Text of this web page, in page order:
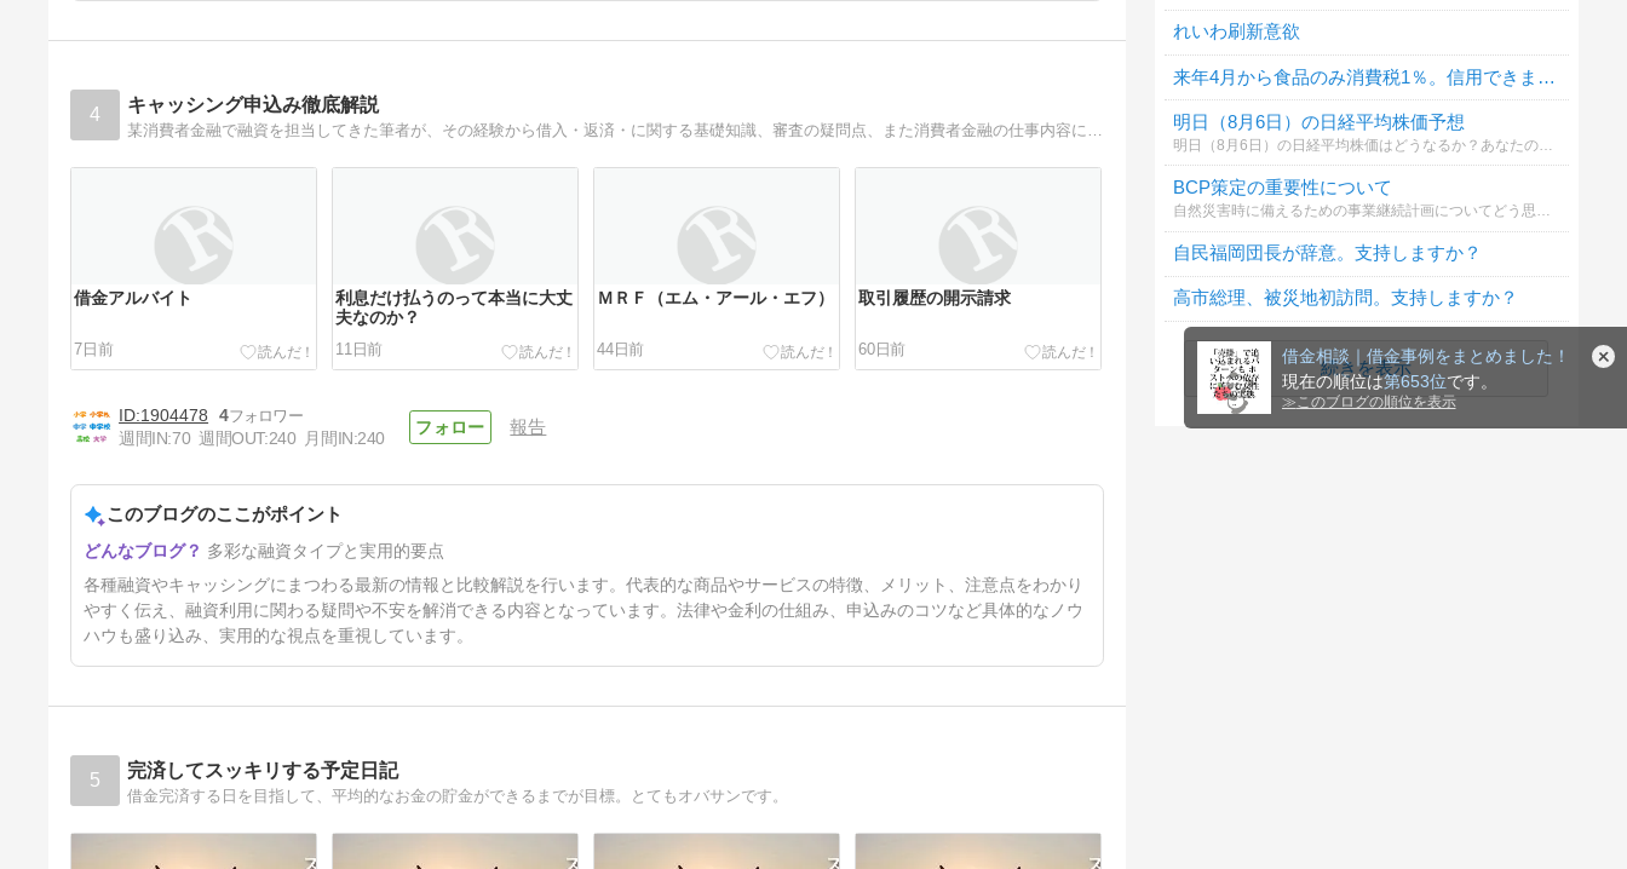
借金相談｜借金事例をまとめました！
現在の順位は第653位です。
≫このブログの順位を表示
4 キャッシング申込み徹底解説
借金アルバイト
7日前
利息だけ払うのって本当に大丈
夫なのか？
11日前
ＭＲＦ（エム・アール・エフ）
44日前
取引履歴の開示請求
60日前
他界した夫の過払い金も請求で
きます
89日前
1904478
4
週間IN:70 週間OUT:240 月間IN:240
報告
このブログのここがポイント
多彩な融資タイプと実用的要点
各種融資やキャッシングにまつわる最新の情報と比較解説を行います。代表的な商品やサービスの特徴、メリット、注意点をわかり
やすく伝え、融資利用に関わる疑問や不安を解消できる内容となっています。法律や金利の仕組み、申込みのコツなど具体的なノウ
ハウも盛り込み、実用的な視点を重視しています。
5 完済してスッキリする予定日記
借金完済する日を目指して、平均的なお金の貯金ができるまでが目標。とてもオバサンです。
れいわ刷新意欲
来年4月から食品のみ消費税1％。信用できますか？
明日（8月6日）の日経平均株価予想
BCP策定の重要性について
自然災害時に備えるための事業継続計画についてどう思いますか。
自民福岡団長が辞意。支持しますか？
高市総理、被災地初訪問。支持しますか？
続きを表示